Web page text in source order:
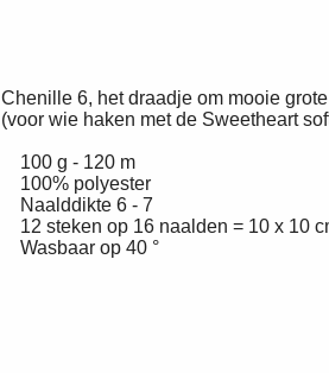
Chenille 6, het draadje om mooie
(voor wie haken met de Sweetheart
100 g - 120 m
100% polyester
Naalddikte 6 - 7
12 steken op 16 naalden = 10 x 10
Wasbaar op 40 °